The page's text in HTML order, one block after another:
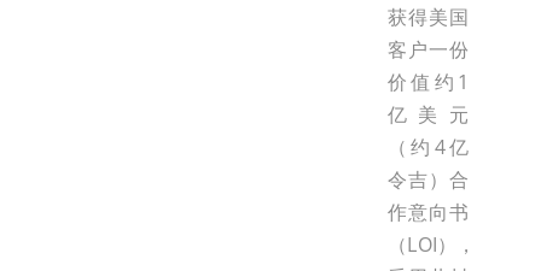
获得美国
客户一份
价值约1
亿美元
（约4亿
令吉）合
作意向书
（LOI），